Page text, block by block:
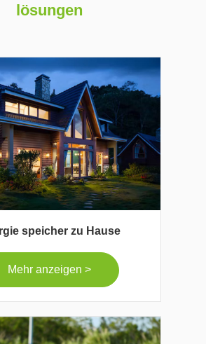
lösungen
speicher zu Hause
Mehr anzeigen >